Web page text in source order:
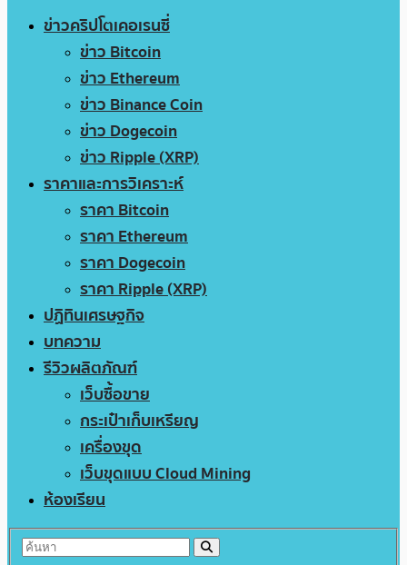
ข่าวคริปโตเคอเรนซี่
ข่าว Bitcoin
ข่าว Ethereum
ข่าว Binance Coin
ข่าว Dogecoin
ข่าว Ripple (XRP)
ราคาและการวิเคราะห์
ราคา Bitcoin
ราคา Ethereum
ราคา Dogecoin
ราคา Ripple (XRP)
ปฏิทินเศรษฐกิจ
บทความ
รีวิวผลิตภัณฑ์
เว็บซื้อขาย
กระเป๋าเก็บเหรียญ
เครื่องขุด
เว็บขุดแบบ Cloud Mining
ห้องเรียน